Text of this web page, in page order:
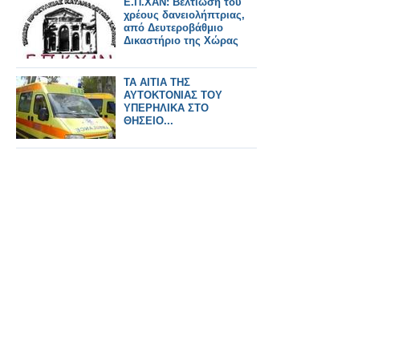
χρέους δανειολήπτριας,
από Δευτεροβάθμιο
Δικαστήριο της Χώρας
ΤΑ ΑΙΤΙΑ ΤΗΣ
ΑΥΤΟΚΤΟΝΙΑΣ ΤΟΥ
ΥΠΕΡΗΛΙΚΑ ΣΤΟ
ΘΗΣΕΙΟ...